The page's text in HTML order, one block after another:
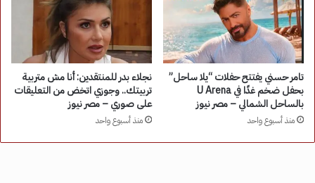
تامر حسني يفتتح حفلات “يلا ساحل”
بحفل ضخم غدًا في U Arena
بالساحل الشمالي – مصر نيوز
منذ أسبوع واحد
نجلاء بدر للمنتقدين: أنا مش متربية
تربيتك.. وجوزي اتخض من التعليقات
على صوري – مصر نيوز
منذ أسبوع واحد